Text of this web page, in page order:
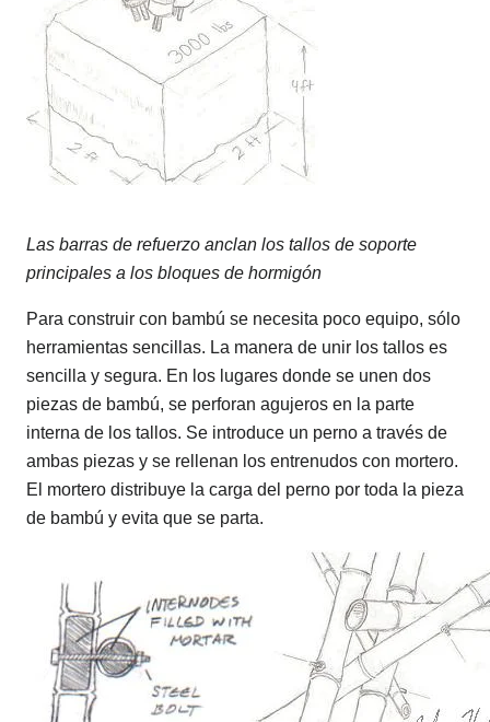
Las barras de refuerzo anclan los tallos de soporte
principales a los bloques de hormigón
Para construir con bambú se necesita poco equipo, sólo
herramientas sencillas. La manera de unir los tallos es
sencilla y segura. En los lugares donde se unen dos
piezas de bambú, se perforan agujeros en la parte
interna de los tallos. Se introduce un perno a través de
ambas piezas y se rellenan los entrenudos con mortero.
El mortero distribuye la carga del perno por toda la pieza
de bambú y evita que se parta.